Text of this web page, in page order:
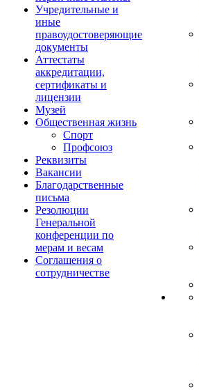
Учредительные и
иные
правоудостоверяющие
документы
Аттестаты
аккредитации,
сертификаты и
лицензии
Музей
Общественная жизнь
Спорт
Профсоюз
Реквизиты
Вакансии
Благодарственные
письма
Резолюции
Генеральной
конференции по
мерам и весам
Соглашения о
сотрудничестве